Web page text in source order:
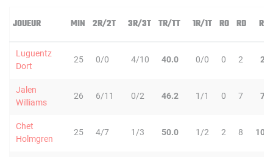
JOUEUR MIN 2R/2T 3R/3T TR/TT 1R/1T RO RD RT
Luguentz
Dort
25 0/0 4/10 40.0 0/0 0 2 2
Jalen
Williams
26 6/11 0/2 46.2 1/1 0 7 7
Chet
Holmgren
25 4/7 1/3 50.0 1/2 2 8 10